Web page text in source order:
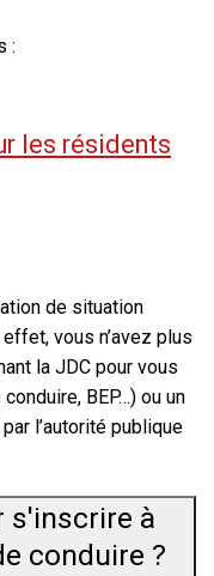
:
les résidents
de situation
vous n’avez plus
la JDC pour vous
BEP…) ou un
l’autorité publique
s'inscrire à
conduire ?